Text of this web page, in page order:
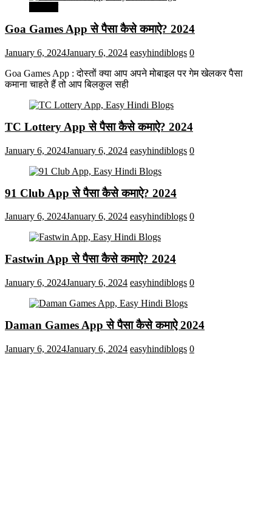
Goa Games App से पैसा कैसे कमाऐ? 2024
January 6, 2024January 6, 2024 easyhindiblogs 0
Goa Games App : दोस्तों क्या आप अपने मोबाइल पर गेम खेलकर पैसा
कमाना चाहते हैं तो आप बिलकुल सही
TC Lottery App से पैसा कैसे कमाऐ? 2024
January 6, 2024January 6, 2024 easyhindiblogs 0
91 Club App से पैसा कैसे कमाऐ? 2024
January 6, 2024January 6, 2024 easyhindiblogs 0
Fastwin App से पैसा कैसे कमाऐ? 2024
January 6, 2024January 6, 2024 easyhindiblogs 0
Daman Games App से पैसा कैसे कमाऐ 2024
January 6, 2024January 6, 2024 easyhindiblogs 0